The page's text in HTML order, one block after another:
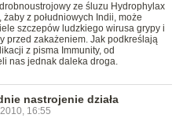
ze śluzu Hydrophylax
żaby z południowych Indii, może
szczepów ludzkiego wirusa grypy i
przed zakażeniem. Jak podkreślają
z pisma Immunity, od
nas jednak daleka droga.
nastrojenie działa
16:55